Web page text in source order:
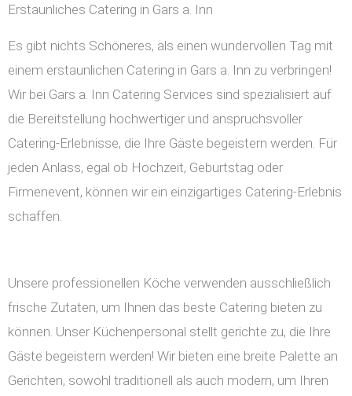
Erstaunliches Catering in Gars a. Inn
Es gibt nichts Schöneres, als einen wundervollen Tag mit
einem erstaunlichen Catering in Gars a. Inn zu verbringen!
Wir bei Gars a. Inn Catering Services sind spezialisiert auf
die Bereitstellung hochwertiger und anspruchsvoller
Catering-Erlebnisse, die Ihre Gäste begeistern werden. Für
jeden Anlass, egal ob Hochzeit, Geburtstag oder
Firmenevent, können wir ein einzigartiges Catering-Erlebnis
schaffen.
Unsere professionellen Köche verwenden ausschließlich
frische Zutaten, um Ihnen das beste Catering bieten zu
können. Unser Küchenpersonal stellt gerichte zu, die Ihre
Gäste begeistern werden! Wir bieten eine breite Palette an
Gerichten, sowohl traditionell als auch modern, um Ihren